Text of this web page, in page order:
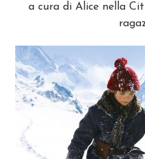
a cura di Alice nella